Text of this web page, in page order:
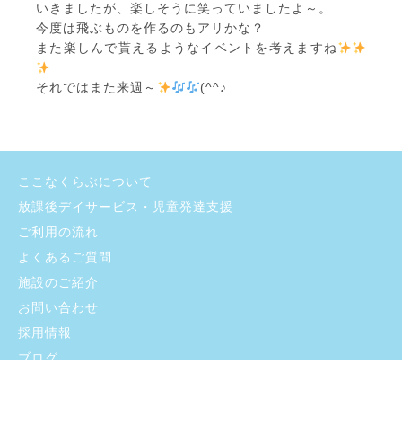
いきましたが、楽しそうに笑っていましたよ～。
今度は飛ぶものを作るのもアリかな？
また楽しんで貰えるようなイベントを考えますね
それではまた来週～ (^^♪
ここなくらぶについて
放課後デイサービス・児童発達支援
ご利用の流れ
よくあるご質問
施設のご紹介
お問い合わせ
採用情報
ブログ